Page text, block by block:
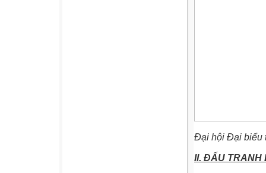
Đại hội Đại biểu
II. ĐẤU TRANH